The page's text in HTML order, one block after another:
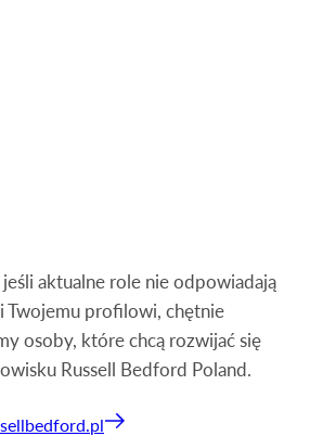
aktualne role nie odpowiadają
Twojemu profilowi, chętnie
osoby, które chcą rozwijać się
Russell Bedford Poland.